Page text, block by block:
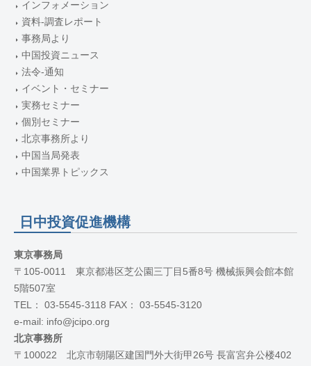
インフォメーション
資料-調査レポート
事務局より
中国投資ニュース
法令-通知
イベント・セミナー
実務セミナー
個別セミナー
北京事務所より
中国当局発表
中国業界トピックス
日中投資促進機構
東京事務局
〒105-0011 東京都港区芝公園三丁目5番8号 機械振興会館本館
5階507室
TEL： 03-5545-3118 FAX： 03-5545-3120
e-mail: info@jcipo.org
北京事務所
〒100022 北京市朝陽区建国門外大街甲26号 長富宮弁公楼402